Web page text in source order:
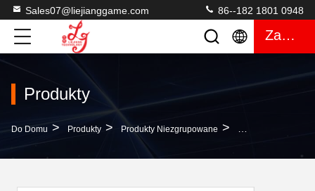
Sales07@liejianggame.com 86--182 1801 0948
Zacytować
Produkty
Do Domu > Produkty > Produkty Niezgrupowane > POG 72 %